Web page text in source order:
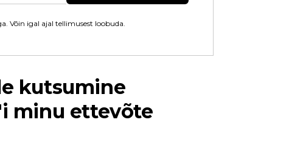
Võin igal ajal tellimusest loobuda.
kutsumine
minu ettevõte